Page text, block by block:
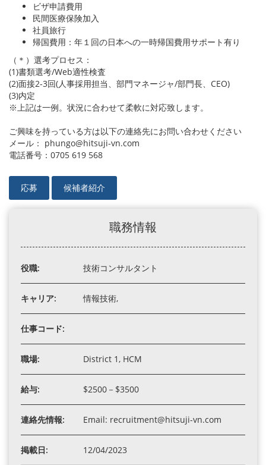
ビザ申請費用
民間医療保険加入
社員旅行
帰国費用：年１回の日本への一時帰国費用サポート有り
（＊）選考プロセス：
(1)書類選考/Web適性検査
(2)面接2-3回(人事採用担当、部門マネージャ/部門長、CEO)
(3)内定
※上記は一例。状況に合わせて柔軟に対応致します。
ご興味を持っている方は以下の連絡先にお問い合わせください
メール： phungo@hitsuji-vn.com
電話番号：0705 619 568
応募 候補者紹介
職務情報
役職: 技術コンサルタント
キャリア: 情報技術,
仕事コード:
職場: District 1, HCM
給与: $2500－$3500
連絡先情報: Email: recruitment@hitsuji-vn.com
掲載日: 12/04/2023